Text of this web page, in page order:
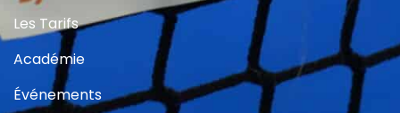
Les Tarifs
Académie
Événements